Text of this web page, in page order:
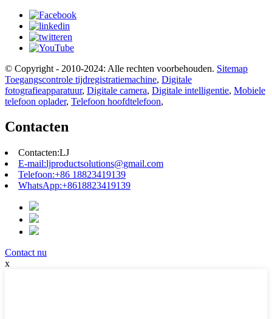
© Copyright - 2010-2024: Alle rechten voorbehouden. Sitemap
Toegangscontrole tijdregistratiemachine, Digitale
fotografieapparatuur, Digitale camera, Digitale intelligentie, Mobiele
telefoon oplader, Telefoon hoofdtelefoon,
Contacten
Contacten:LJ
E-mail:ljproductsolutions@gmail.com
Telefoon:+86 18823419139
WhatsApp:+8618823419139
Contact nu
x